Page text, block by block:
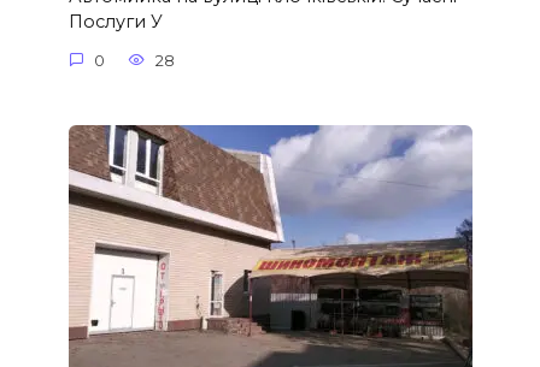
Послуги У
0 28